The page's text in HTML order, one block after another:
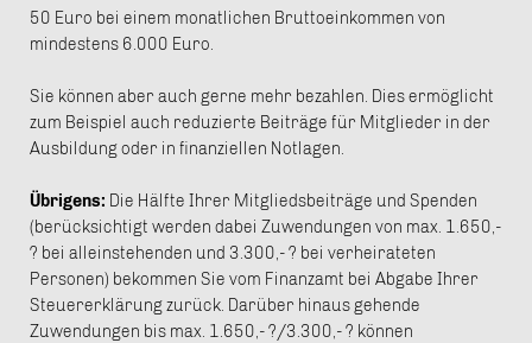
50 Euro bei einem monatlichen Bruttoeinkommen von
mindestens 6.000 Euro.
Sie können aber auch gerne mehr bezahlen. Dies ermöglicht
zum Beispiel auch reduzierte Beiträge für Mitglieder in der
Ausbildung oder in finanziellen Notlagen.
Übrigens: Die Hälfte Ihrer Mitgliedsbeiträge und Spenden
(berücksichtigt werden dabei Zuwendungen von max. 1.650,-
? bei alleinstehenden und 3.300,- ? bei verheirateten
Personen) bekommen Sie vom Finanzamt bei Abgabe Ihrer
Steuererklärung zurück. Darüber hinaus gehende
Zuwendungen bis max. 1.650,- ?/3.300,- ? können